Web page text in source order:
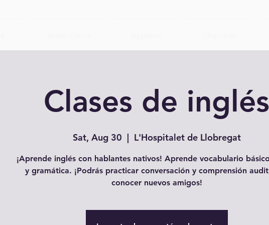
Clases de inglés
Sat, Aug 30
  |
L'Hospitalet de Llobregat
¡Aprende inglés con hablantes nativos! Aprende vocabulario
y gramática. ¡Podrás practicar conversación y comprensión
conocer nuevos amigos!